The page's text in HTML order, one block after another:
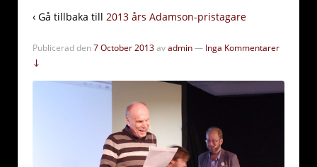
‹ Gå tillbaka till 2013 års Adamson-pristagare
Publicerad den7 October 2013avadmin— Inga Kommentarer
↓